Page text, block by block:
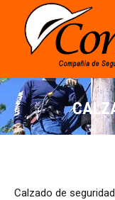
Calzado de